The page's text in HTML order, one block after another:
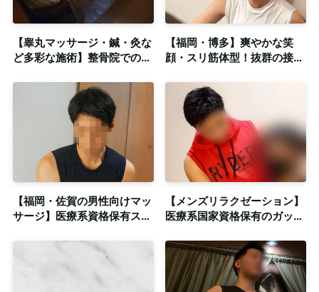
【睾丸マッサージ・鍼・灸な
ど多彩な施術】整骨院での経
店舗型
【福岡・博多】爽やかな笑
顔・スリ筋体型！抜群の接客
スト◎清潔な個室完備
【福岡・佐賀の男性向けマッ
サージ】医療系資格保有スタ
ージ◎清潔感のある個室も完
【メンズリラクゼーション】
医療系国家資格保有のガッチ
施術◎個室も完備